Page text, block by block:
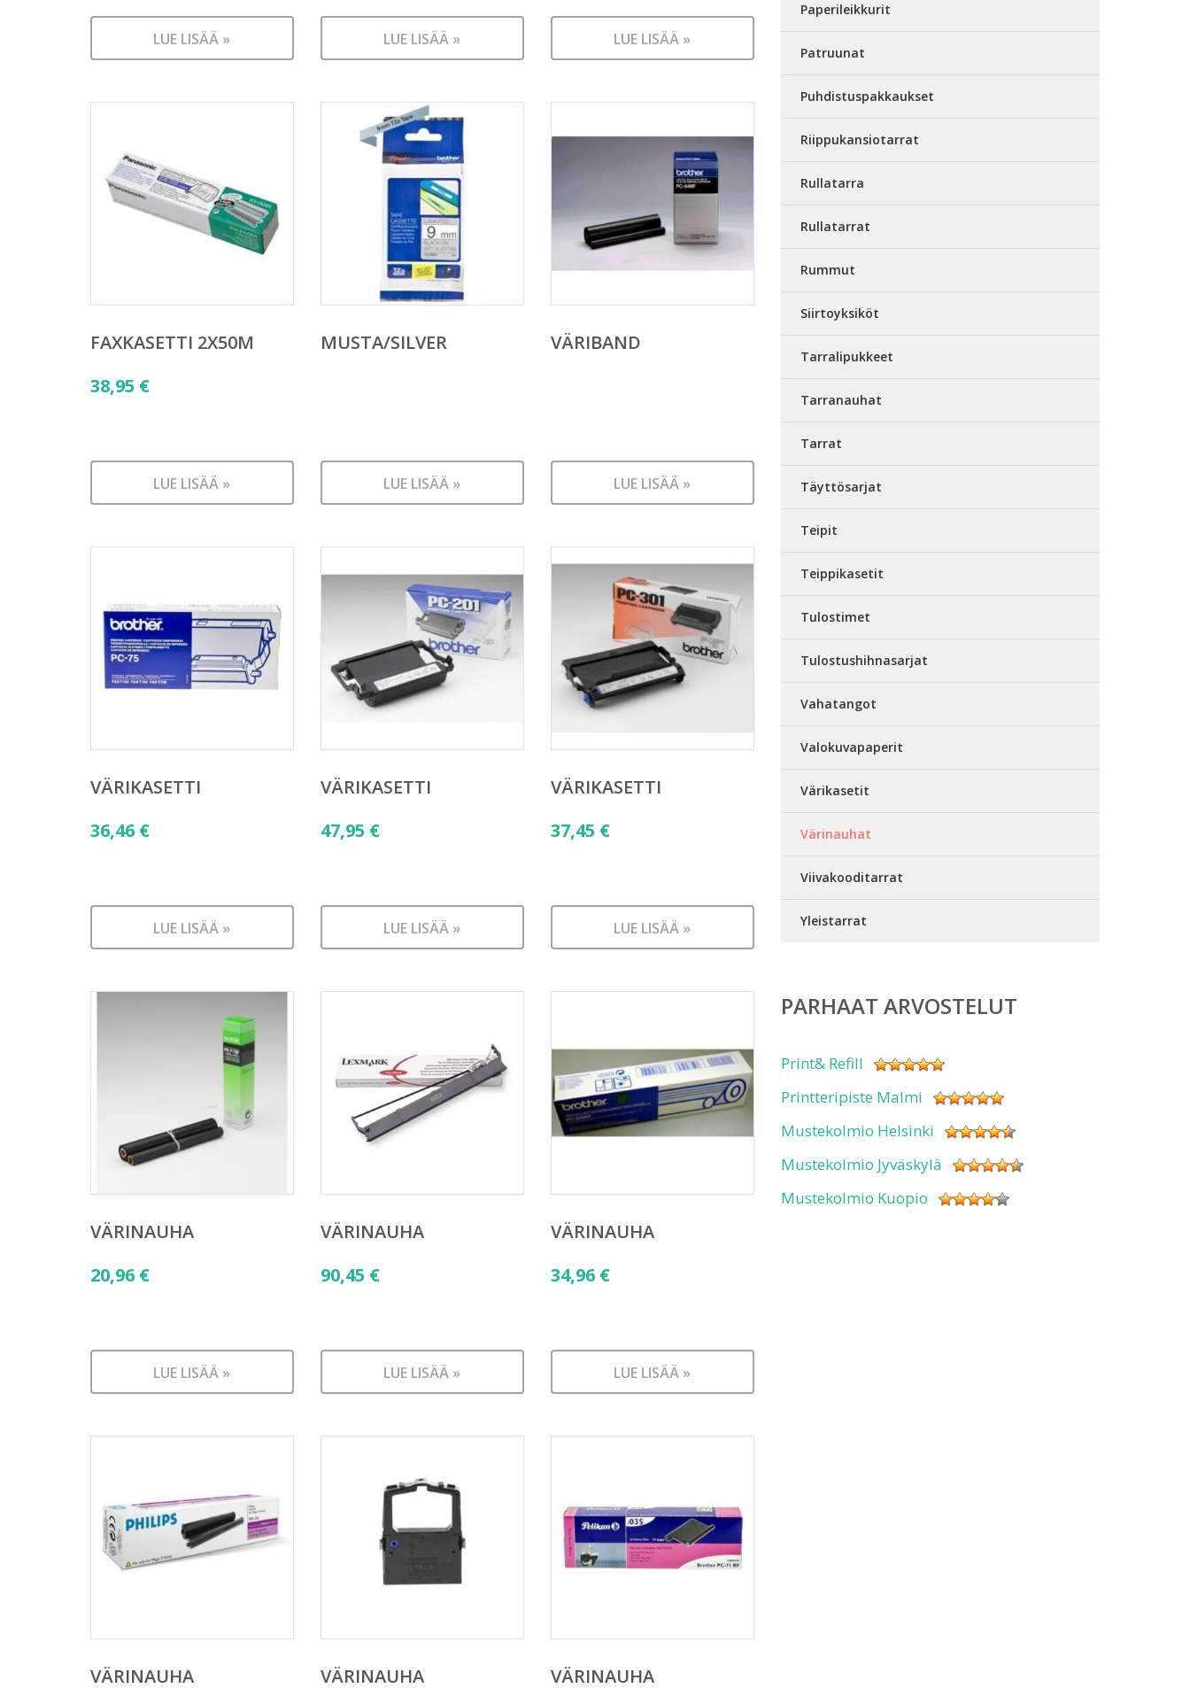
LUE LISÄÄ » LUE LISÄÄ » LUE LISÄÄ »
FAXKASETTI 2X50M
38,95 €
LUE LISÄÄ »
MUSTA/SILVER
LUE LISÄÄ »
VÄRIBAND
LUE LISÄÄ »
VÄRIKASETTI
36,46 €
LUE LISÄÄ »
VÄRIKASETTI
47,95 €
LUE LISÄÄ »
VÄRIKASETTI
37,45 €
LUE LISÄÄ »
VÄRINAUHA
20,96 €
LUE LISÄÄ »
VÄRINAUHA
90,45 €
LUE LISÄÄ »
VÄRINAUHA
34,96 €
LUE LISÄÄ »
VÄRINAUHA VÄRINAUHA VÄRINAUHA
Paperileikkurit
Patruunat
Puhdistuspakkaukset
Riippukansiotarrat
Rullatarra
Rullatarrat
Rummut
Siirtoyksiköt
Tarralipukkeet
Tarranauhat
Tarrat
Täyttösarjat
Teipit
Teippikasetit
Tulostimet
Tulostushihnasarjat
Vahatangot
Valokuvapaperit
Värikasetit
Värinauhat
Viivakooditarrat
Yleistarrat
PARHAAT ARVOSTELUT
Print& Refill
Printteripiste Malmi
Mustekolmio Helsinki
Mustekolmio Jyväskylä
Mustekolmio Kuopio